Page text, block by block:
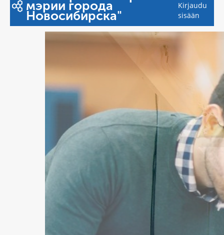
мэрии города
Новосибирска"
Kirjaudu
sisään